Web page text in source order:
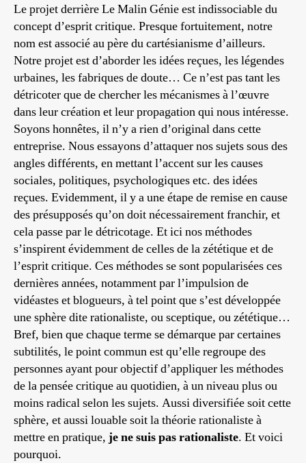
Le projet derrière Le Malin Génie est indissociable du
concept d’esprit critique. Presque fortuitement, notre
nom est associé au père du cartésianisme d’ailleurs.
Notre projet est d’aborder les idées reçues, les légendes
urbaines, les fabriques de doute… Ce n’est pas tant les
détricoter que de chercher les mécanismes à l’œuvre
dans leur création et leur propagation qui nous intéresse.
Soyons honnêtes, il n’y a rien d’original dans cette
entreprise. Nous essayons d’attaquer nos sujets sous des
angles différents, en mettant l’accent sur les causes
sociales, politiques, psychologiques etc. des idées
reçues. Evidemment, il y a une étape de remise en cause
des présupposés qu’on doit nécessairement franchir, et
cela passe par le détricotage. Et ici nos méthodes
s’inspirent évidemment de celles de la zététique et de
l’esprit critique. Ces méthodes se sont popularisées ces
dernières années, notamment par l’impulsion de
vidéastes et blogueurs, à tel point que s’est développée
une sphère dite rationaliste, ou sceptique, ou zététique…
Bref, bien que chaque terme se démarque par certaines
subtilités, le point commun est qu’elle regroupe des
personnes ayant pour objectif d’appliquer les méthodes
de la pensée critique au quotidien, à un niveau plus ou
moins radical selon les sujets. Aussi diversifiée soit cette
sphère, et aussi louable soit la théorie rationaliste à
mettre en pratique, je ne suis pas rationaliste. Et voici
pourquoi.